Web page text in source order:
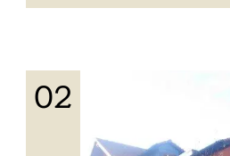
Restaurierung von Kirchen,
Fußböden und Terazzo.
Objekten, wie Kaminen,